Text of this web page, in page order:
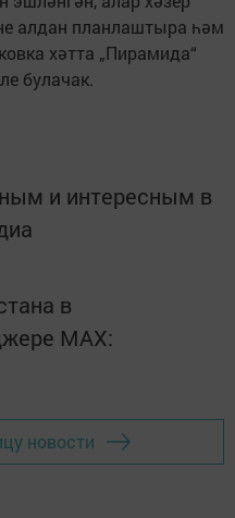
алдан планлаштыра һәм
хәтта „Пирамида“
булачак.
и интересным в
в
MАХ:
новости